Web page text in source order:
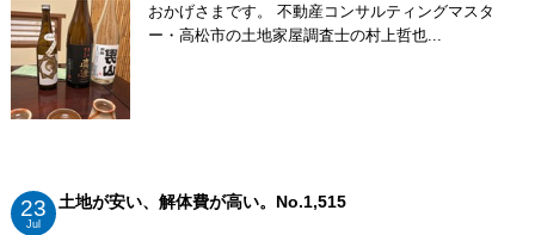
おかげさまです。 不動産コンサルティングマスタ
ー・高松市の土地家屋調査士の村上哲也...
23
Jul
土地が安い、解体費が高い。No.1,515